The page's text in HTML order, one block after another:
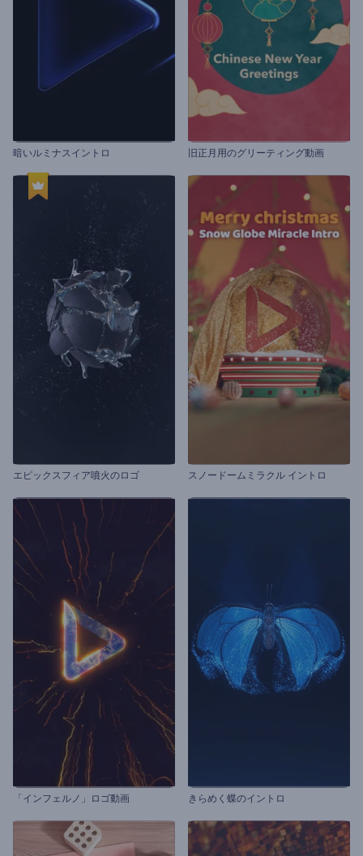
暗いルミナスイントロ 旧正月用のグリーティング動画
エピックスフィア噴火のロゴ スノードームミラクル イントロ
「インフェルノ」ロゴ動画 きらめく蝶のイントロ